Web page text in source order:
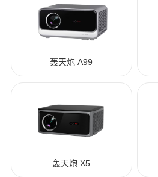
轰天炮 A99
轰天炮 X5